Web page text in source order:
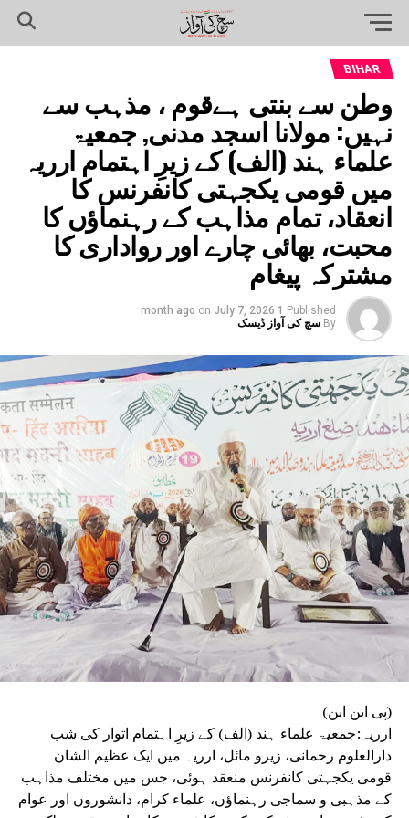
BIHAR
وطن سے بنتی ہےقوم ، مذہب سے
نہیں: مولانا اسجد مدنی, جمعیۃ
علماء ہند (الف) کے زیرِ اہتمام ارریہ
میں قومی یکجہتی کانفرنس کا
انعقاد، تمام مذاہب کے رہنماؤں کا
محبت، بھائی چارے اور رواداری کا
مشترکہ پیغام
Published
1 month ago
on July 7, 2026
By سچ کی آواز ڈیسک
(پی این این)
ارریہ:جمعیۃ علماء ہند (الف) کے زیرِ اہتمام اتوار کی شب
دارالعلوم رحمانی، زیرو مائل، ارریہ میں ایک عظیم الشان
قومی یکجہتی کانفرنس منعقد ہوئی، جس میں مختلف مذاہب
کے مذہبی و سماجی رہنماؤں، علماء کرام، دانشوروں اور عوام